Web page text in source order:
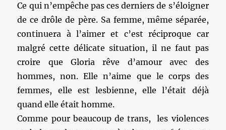
Ce qui n’empêche pas ces derniers de s’éloigner
de ce drôle de père. Sa femme, même séparée,
continuera à l’aimer et c’est réciproque car
malgré cette délicate situation, il ne faut pas
croire que Gloria rêve d’amour avec des
hommes, non. Elle n’aime que le corps des
femmes, elle est lesbienne, elle l’était déjà
quand elle était homme.
Comme pour beaucoup de trans, les violences